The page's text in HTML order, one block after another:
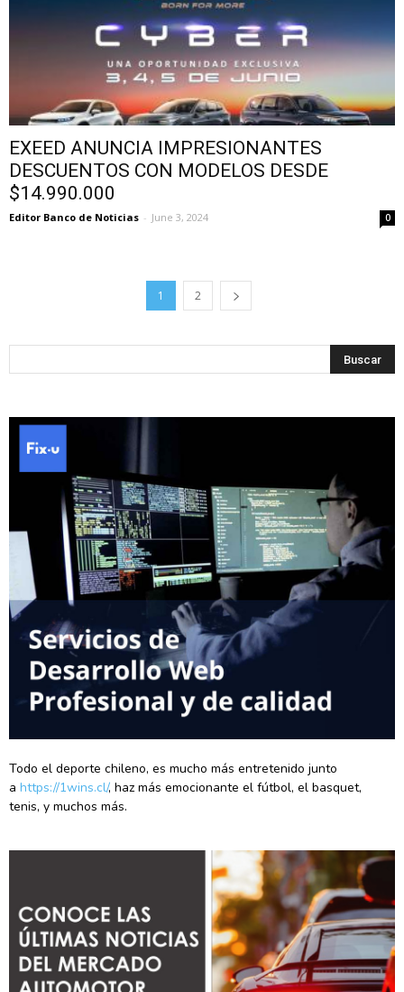
EXEED ANUNCIA IMPRESIONANTES
DESCUENTOS CON MODELOS DESDE
$14.990.000
Editor Banco de Noticias - June 3, 2024 0
1 2
Todo el deporte chileno, es mucho más entretenido junto
a https://1wins.cl/, haz más emocionante el fútbol, el basquet,
tenis, y muchos más.